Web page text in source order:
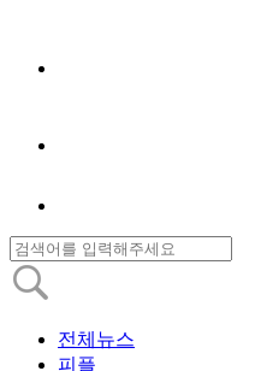
전체뉴스
피플